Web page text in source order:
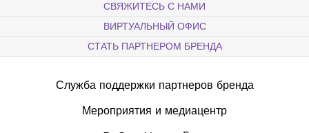
СВЯЖИТЕСЬ С НАМИ
ВИРТУАЛЬНЫЙ ОФИС
СТАТЬ ПАРТНЕРОМ БРЕНДА
Служба поддержки партнеров бренда
Мероприятия и медиацентр